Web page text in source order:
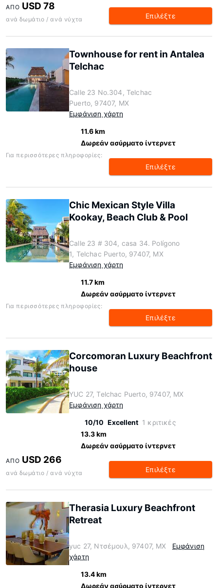
ΑΠΌ USD 78
ανά δωμάτιο / ανά νύχτα Επιλέξτε
Townhouse for rent in Antalea
Telchac
Calle 23 No.304, Telchac
Puerto, 97407, MX
Εμφάνιση χάρτη
11.6 km
Δωρεάν ασύρματο ίντερνετ
Για περισσότερες πληροφορίες:
Επιλέξτε
Chic Mexican Style Villa
Kookay, Beach Club & Pool
Calle 23 # 304, casa 34. Polígono
1, Telchac Puerto, 97407, MX
Εμφάνιση χάρτη
11.7 km
Δωρεάν ασύρματο ίντερνετ
Για περισσότερες πληροφορίες:
Επιλέξτε
Corcomoran Luxury Beachfront
house
YUC 27, Telchac Puerto, 97407, MX
Εμφάνιση χάρτη
10/10 Excellent 1 κριτικές
13.3 km
Δωρεάν ασύρματο ίντερνετ
ΑΠΌ USD 266
ανά δωμάτιο / ανά νύχτα Επιλέξτε
Therasia Luxury Beachfront
Retreat
yuc 27, Ντσέμουλ, 97407, MX
Εμφάνιση
χάρτη
13.4 km
Δωρεάν ασύρματο ίντερνετ